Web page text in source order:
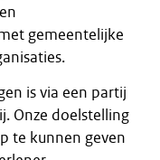
gemeentelijke
is via een partij
Onze doelstelling
te kunnen geven